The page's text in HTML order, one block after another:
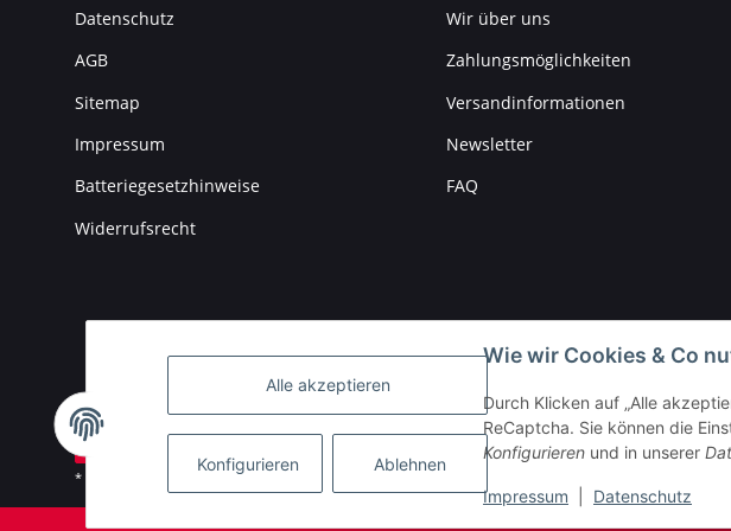
Alle akzeptieren
Konfigurieren Ablehnen
Wie wir Cookies & Co
Durch Klicken auf „Alle
ReCaptcha. Sie können die
Konfigurieren und in unserer
Impressum Datenschutz
Datenschutz
AGB
Sitemap
Impressum
Batteriegesetzhinweise
Widerrufsrecht
Wir über uns
Zahlungsmöglichkeiten
Versandinformationen
Newsletter
FAQ
Vertrag widerrufen
* Alle Preise inkl. gesetzlicher USt., zzgl.